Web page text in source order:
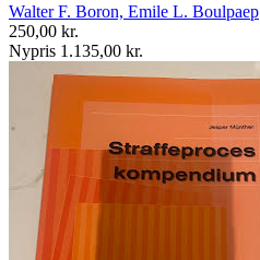
Walter F. Boron, Emile L. Boulpaep
250,00 kr.
Nypris 1.135,00 kr.